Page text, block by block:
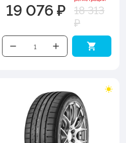
19 076 ₽ 18 313
₽